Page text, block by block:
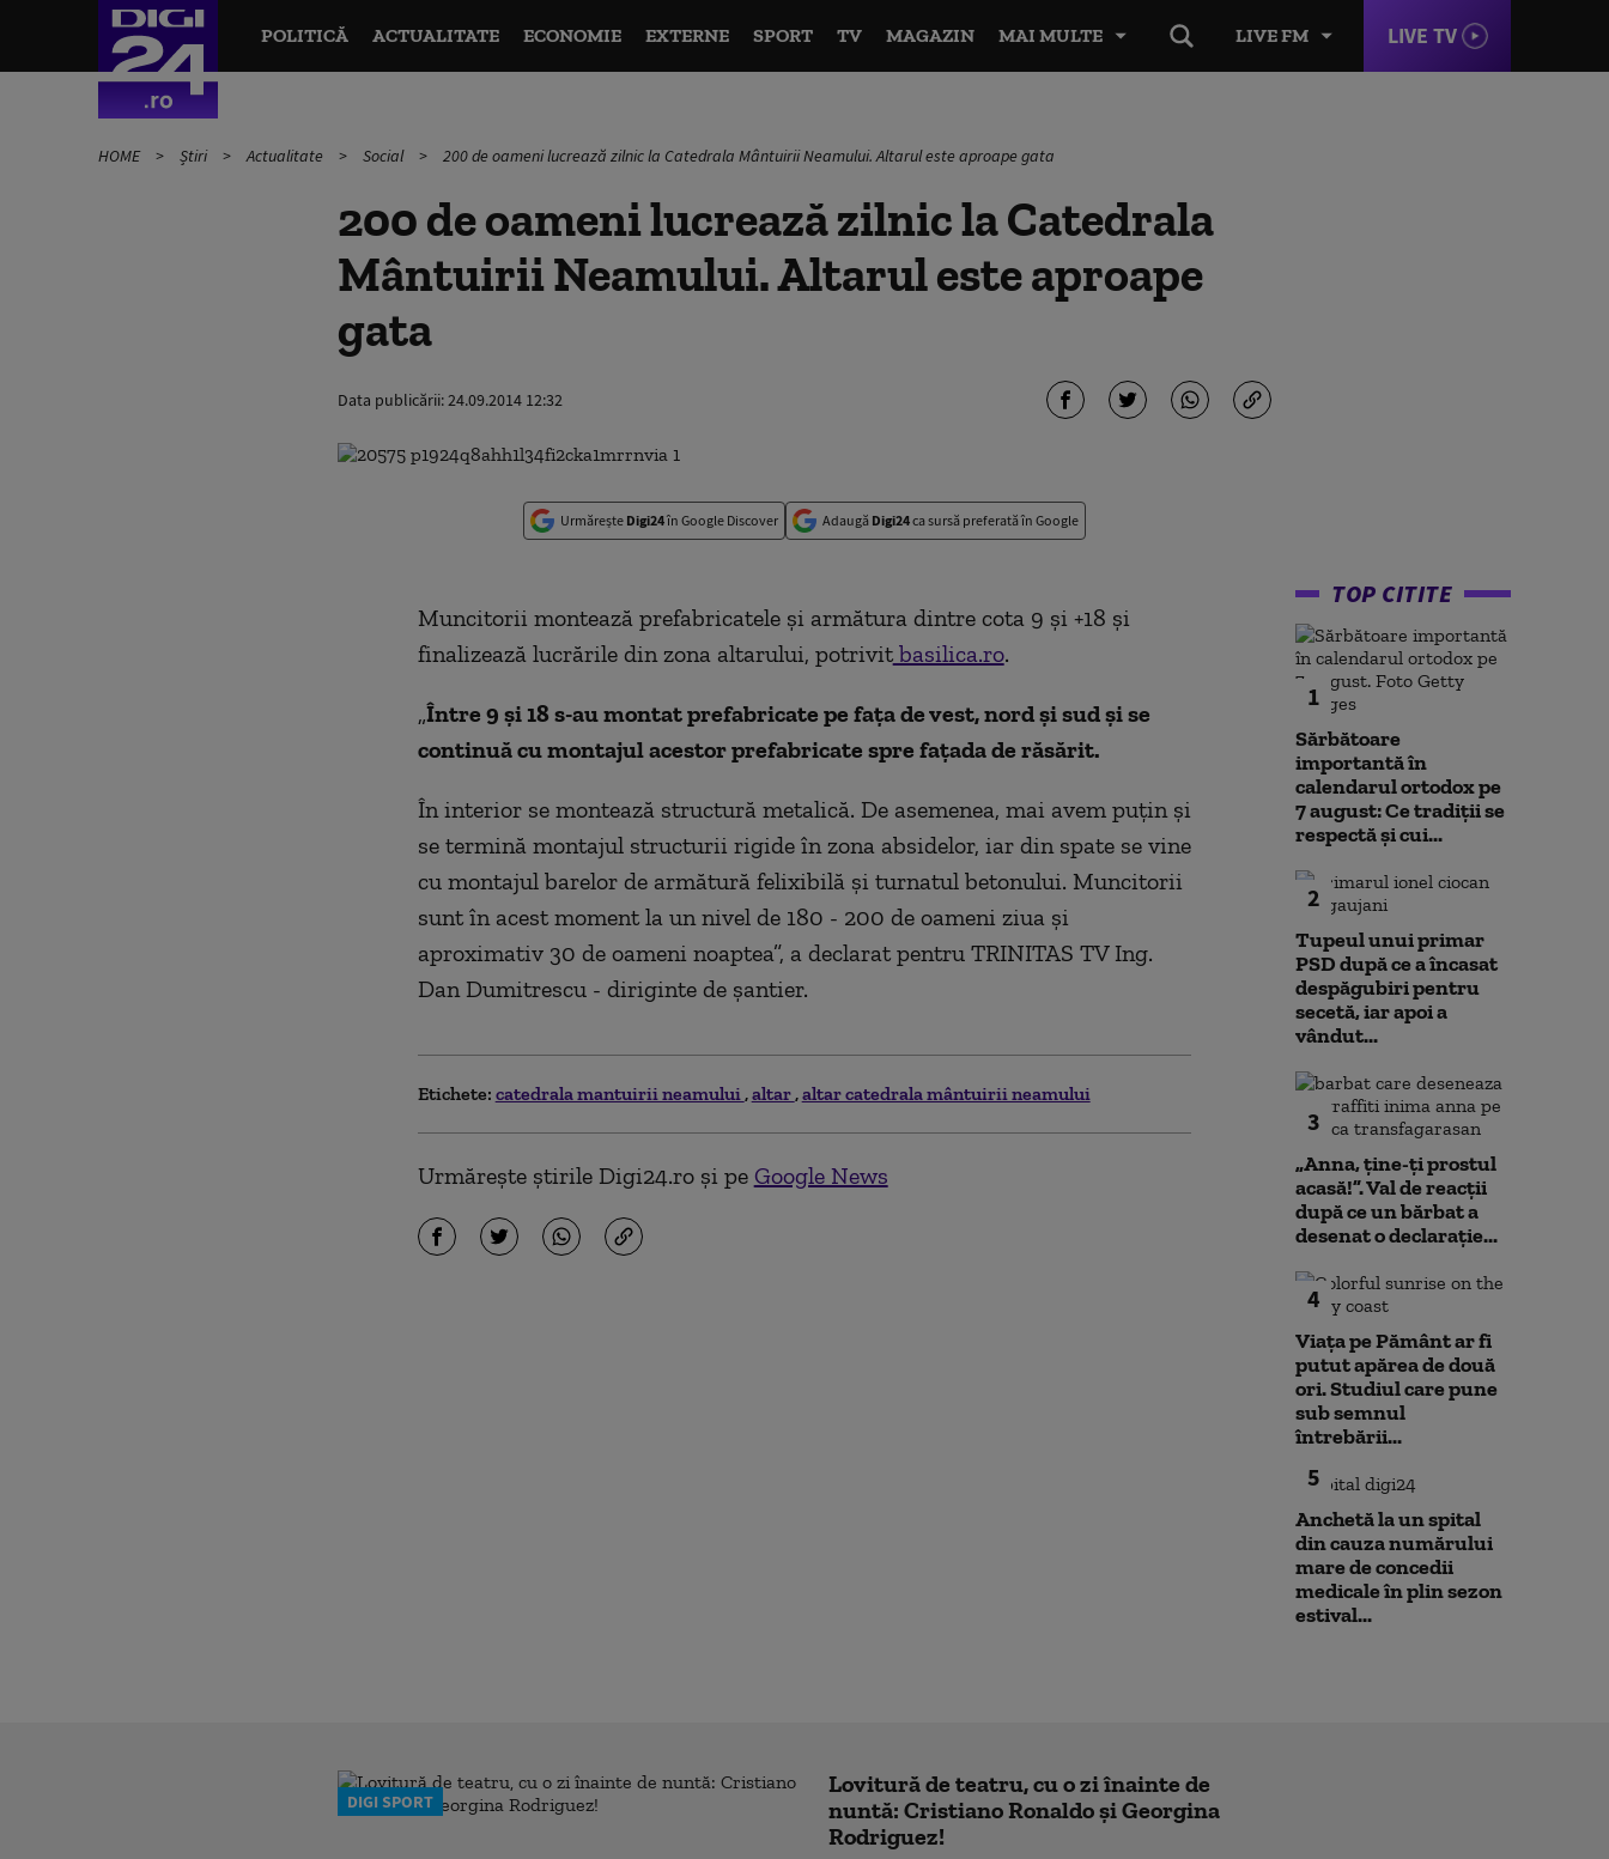
LIVE FM LIVE TV
POLITICĂ ACTUALITATE ECONOMIE EXTERNE SPORT TV MAGAZIN MAI MULTE
HOME Știri Actualitate Social 200 de oameni lucrează zilnic la Catedrala Mântuirii Neamului. Altarul este aproape gata
200 de oameni lucrează zilnic la Catedrala
Mântuirii Neamului. Altarul este aproape
gata
Data publicării:24.09.2014 12:32
Urmărește Digi24în Google Discover Adaugă Digi24ca sursă preferată în Google
Muncitorii montează prefabricatele și armătura dintre cota 9 și +18 și
finalizează lucrările din zona altarului, potrivitbasilica.ro.
„Între 9 și 18 s-au montat prefabricate pe fața de vest, nord și sud și se
continuă cu montajul acestor prefabricate spre fațada de răsărit.
În interior se montează structură metalică. De asemenea, mai avem puțin și
se termină montajul structurii rigide în zona absidelor, iar din spate se vine
cu montajul barelor de armătură felixibilă și turnatul betonului. Muncitorii
sunt în acest moment la un nivel de 180 - 200 de oameni ziua și
aproximativ 30 de oameni noaptea”, a declarat pentru TRINITAS TV Ing.
Dan Dumitrescu - diriginte de șantier.
Etichete: catedrala mantuirii neamului altar altar catedrala mântuirii neamului
Urmărește știrile Digi24.ro și pe Google News
TOP CITITE
1
Sărbătoare
importantă în
calendarul ortodox pe
7 august: Ce tradiții se
respectă și cui...
2
Tupeul unui primar
PSD după ce a încasat
despăgubiri pentru
secetă, iar apoi a
vândut...
3
„Anna, ţine-ţi prostul
acasă!”. Val de reacții
după ce un bărbat a
desenat o declarație...
4
Viața pe Pământ ar fi
putut apărea de două
ori. Studiul care pune
sub semnul
întrebării...
5
Anchetă la un spital
din cauza numărului
mare de concedii
medicale în plin sezon
estival...
DIGI SPORT
Lovitură de teatru, cu o zi înainte de
nuntă: Cristiano Ronaldo și Georgina
Rodriguez!